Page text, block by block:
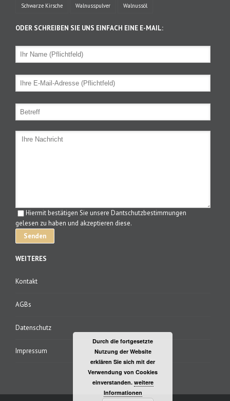
Schwarze Kirsche Walnusspulver Walnussöl
ODER SCHREIBEN SIE UNS EINFACH EINE E-MAIL:
Hiermit bestätigen Sie unsere Dantschutzbestimmungen
gelesen zu haben und akzeptieren diese.
WEITERES
Kontakt
AGBs
Datenschutz
Impressum
Durch die fortgesetzte
Nutzung der Website
erklären Sie sich mit der
Verwendung von Cookies
einverstanden. weitere
Informationen